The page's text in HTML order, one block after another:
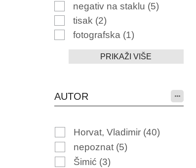
negativ na staklu (5)
tisak (2)
fotografska (1)
PRIKAŽI VIŠE
AUTOR
Horvat, Vladimir (40)
nepoznat (5)
Šimić (3)